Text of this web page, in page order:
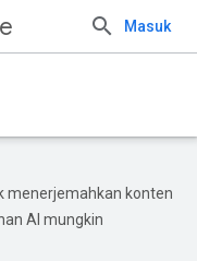
Masuk
menerjemahkan konten
AI mungkin